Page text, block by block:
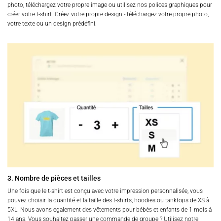
photo, téléchargez votre propre image ou utilisez nos polices graphiques pour
créer votre t-shirt. Créez votre propre design - téléchargez votre propre photo,
votre texte ou un design prédéfini.
3. Nombre de pièces et tailles
Une fois que le t-shirt est conçu avec votre impression personnalisée, vous
pouvez choisir la quantité et la taille des t-shirts, hoodies ou tanktops de XS à
5XL. Nous avons également des vêtements pour bébés et enfants de 1 mois à
14 ans. Vous souhaitez passer une commande de groupe ? Utilisez notre